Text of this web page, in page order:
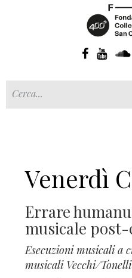
Venerdì
Errare
musicale
Esecuzioni musicali a
musicali Vecchi/